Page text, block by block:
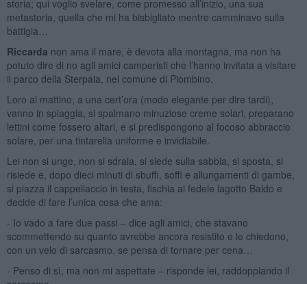
storia; qui voglio svelare, come promesso all’inizio, una sua
metastoria, quella che mi ha bisbigliato mentre camminavo sulla
battigia…
Riccarda non ama il mare, è devota alla montagna, ma non ha
potuto dire di no agli amici camperisti che l’hanno invitata a visitare
il parco della Sterpaia, nel comune di Piombino.
Loro al mattino, a una cert’ora (modo elegante per dire tardi),
vanno in spiaggia, si spalmano minuziose creme solari, preparano
lettini come fossero altari, e si predispongono al focoso abbraccio
solare, per una tintarella uniforme e invidiabile.
Lei non si unge, non si sdraia, si siede sulla sabbia, si sposta, si
risiede e, dopo dieci minuti di sbuffi, soffi e allungamenti di gambe,
si piazza il cappellaccio in testa, fischia al fedele lagotto Baldo e
decide di fare l’unica cosa che ama:
- Io vado a fare due passi – dice agli amici, che stavano
scommettendo su quanto avrebbe ancora resistito e le chiedono,
con un velo di sarcasmo, se pensa di tornare per cena…
- Penso di sì, ma non mi aspettate – risponde lei, raddoppiando il